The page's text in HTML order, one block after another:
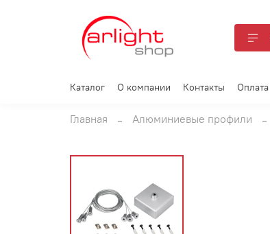
Каталог О компании Контакты Оплата
Главная Алюминиевые профили